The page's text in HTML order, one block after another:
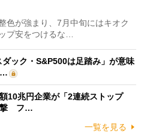
色が強まり、7月中旬にはキオク
プ安をつけるな…
ダック・S&P500は足踏み」が意味
…
10兆円企業が「2連続ストップ
撃 フ…
一覧を見る